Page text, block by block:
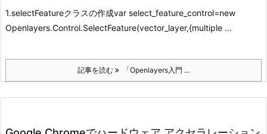
1.selectFeatureクラスの作成var select_feature_control=new
Openlayers.Control.SelectFeature(vector_layer,{multiple ...
記事を読む 「Openlayers入門 ...